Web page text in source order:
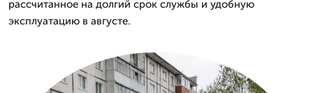
рассчитанное на долгий срок службы и удобную
эксплуатацию в августе.